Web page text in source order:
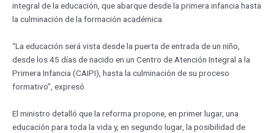
integral de la educación, que abarque desde la primera infancia hasta
la culminación de la formación académica.
“La educación será vista desde la puerta de entrada de un niño,
desde los 45 días de nacido en un Centro de Atención Integral a la
Primera Infancia (CAIPI), hasta la culminación de su proceso
formativo”, expresó.
El ministro detalló que la reforma propone, en primer lugar, una
educación para toda la vida y, en segundo lugar, la posibilidad de